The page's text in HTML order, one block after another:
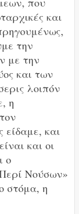
και
την
με την
και των
λοιπόν
η
είδαμε, και
και οι
ο
Νούσων»
στόμα, η